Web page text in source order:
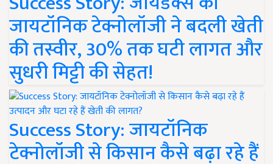
जायटॉनिक टेक्नोलॉजी ने बदली खेती
की तस्वीर, 30% तक घटी लागत और
सुधरी मिट्टी की सेहत!
Success Story: जायटॉनिक
टेक्नोलॉजी से किसान कैसे बढ़ा रहे हैं